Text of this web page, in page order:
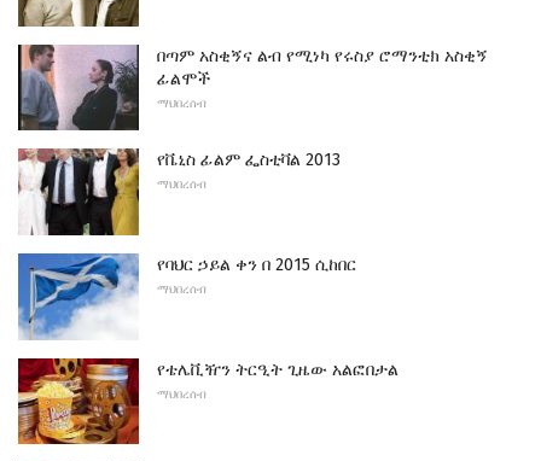
በጣም አስቂኝና ልብ የሚነካ የሩስያ ሮማንቲክ አስቂኝ
ፊልሞች
ማህበረሰብ
የቬኒስ ፊልም ፌስቲቫል 2013
ማህበረሰብ
የባህር ኃይል ቀን በ 2015 ሲከበር
ማህበረሰብ
የቴሌቪዥን ትርዒት ​​ጊዜው አልፎበታል
ማህበረሰብ